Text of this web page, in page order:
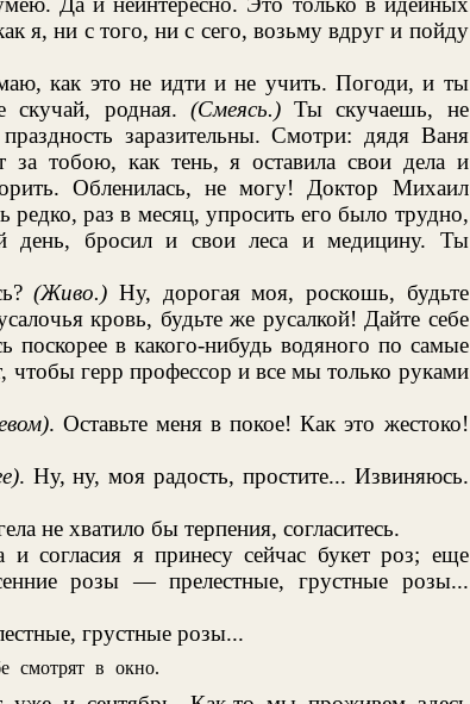
я, ни с того, ни с сего, возьму вдруг и пойду
как это не идти и не учить. Погоди, и ты
скучай, родная. (Смеясь.)Ты скучаешь, не
заразительны. Смотри: дядя Ваня
за тобою, как тень, я оставила свои дела и
Обленилась, не могу! Доктор Михаил
раз в месяц, упросить его было трудно,
день, бросил и свои леса и медицину. Ты
(Живо.) Ну, дорогая моя, роскошь, будьте
кровь, будьте же русалкой! Дайте себе
поскорее в какого-нибудь водяного по самые
герр профессор и все мы только руками
. Оставьте меня в покое! Как это жестоко!
. Ну, ну, моя радость, простите... Извиняюсь.
не хватило бы терпения, согласитесь.
согласия я принесу сейчас букет роз; еще
розы — прелестные, грустные розы...
грустные розы...
смотрят в окно.